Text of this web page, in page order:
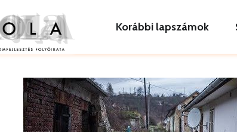
Korábbi lapszámok